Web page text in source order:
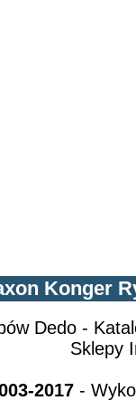
Konger
Dedo -
Sklepy
2017-